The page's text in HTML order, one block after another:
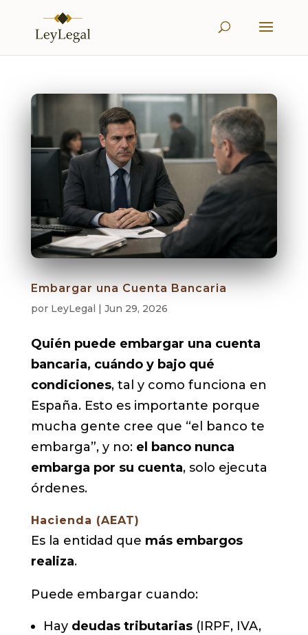
Embargar una Cuenta Bancaria
por LeyLegal | Jun 29, 2026
Quién puede embargar una cuenta
bancaria, cuándo y bajo qué
condiciones, tal y como funciona en
España. Esto es importante porque
mucha gente cree que “el banco te
embarga”, y no: el banco nunca
embarga por su cuenta, solo ejecuta
órdenes.
Hacienda (AEAT)
Es la entidad que más embargos
realiza.
Puede embargar cuando:
Hay deudas tributarias(IRPF, IVA,